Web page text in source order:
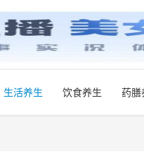
生活养生 饮食养生 药膳